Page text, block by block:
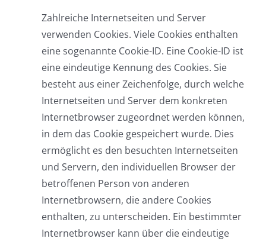
Zahlreiche Internetseiten und Server
verwenden Cookies. Viele Cookies enthalten
eine sogenannte Cookie-ID. Eine Cookie-ID ist
eine eindeutige Kennung des Cookies. Sie
besteht aus einer Zeichenfolge, durch welche
Internetseiten und Server dem konkreten
Internetbrowser zugeordnet werden können,
in dem das Cookie gespeichert wurde. Dies
ermöglicht es den besuchten Internetseiten
und Servern, den individuellen Browser der
betroffenen Person von anderen
Internetbrowsern, die andere Cookies
enthalten, zu unterscheiden. Ein bestimmter
Internetbrowser kann über die eindeutige